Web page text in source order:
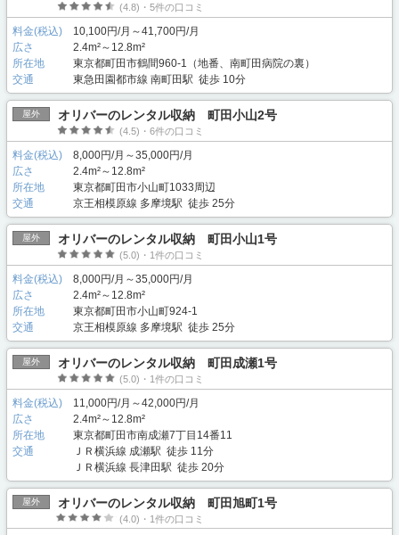
(4.8)・5件の口コミ
料金(税込)
10,100円/月～41,700円/月
広さ
2.4m²～12.8m²
所在地
東京都町田市鶴間960-1（地番、南町田病院の裏）
交通
東急田園都市線 南町田駅 徒歩 10分
屋外 オリバーのレンタル収納 町田小山2号
(4.5)・6件の口コミ
料金(税込)
8,000円/月～35,000円/月
広さ
2.4m²～12.8m²
所在地
東京都町田市小山町1033周辺
交通
京王相模原線 多摩境駅 徒歩 25分
屋外 オリバーのレンタル収納 町田小山1号
(5.0)・1件の口コミ
料金(税込)
8,000円/月～35,000円/月
広さ
2.4m²～12.8m²
所在地
東京都町田市小山町924-1
交通
京王相模原線 多摩境駅 徒歩 25分
屋外 オリバーのレンタル収納 町田成瀬1号
(5.0)・1件の口コミ
料金(税込)
11,000円/月～42,000円/月
広さ
2.4m²～12.8m²
所在地
東京都町田市南成瀬7丁目14番11
交通
ＪＲ横浜線 成瀬駅 徒歩 11分
ＪＲ横浜線 長津田駅 徒歩 20分
屋外 オリバーのレンタル収納 町田旭町1号
(4.0)・1件の口コミ